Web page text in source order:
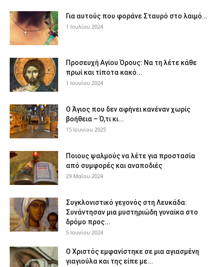
Για αυτούς που φοράνε Σταυρό στο λαιμό…
1 Ιουλίου 2024
Προσευχή Αγίου Όρους: Να τη λέτε κάθε
πρωί και τίποτα κακό...
1 Ιουνίου 2024
Ο Άγιος που δεν αφήνει κανέναν χωρίς
βοήθεια – Ό,τι κι...
15 Ιουνίου 2025
Ποιους ψαλμούς να λέτε για προστασία
από συμφορές και αναποδιές
29 Μαΐου 2024
Συγκλονιστικό γεγονός στη Λευκάδα:
Συνάντησαν μια μυστηριώδη γυναίκα στο
δρόμο προς...
5 Ιουνίου 2024
Ο Χριστός εμφανίστηκε σε μια αγιασμένη
γιαγιούλα και της είπε με...